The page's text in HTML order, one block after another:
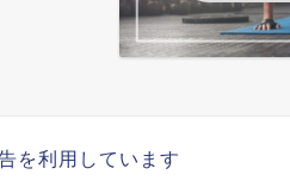
を利用しています